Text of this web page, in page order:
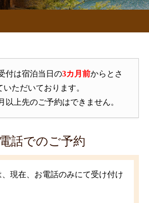
付は宿泊当日の3カ月前からとさ
いただいております。
以上先のご予約はできません。
話でのご予約
現在、お電話のみにて受け付け